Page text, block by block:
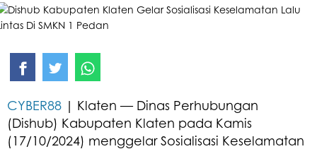
CYBER88 | Klaten — Dinas Perhubungan
(Dishub) Kabupaten Klaten pada Kamis
(17/10/2024) menggelar Sosialisasi Keselamatan